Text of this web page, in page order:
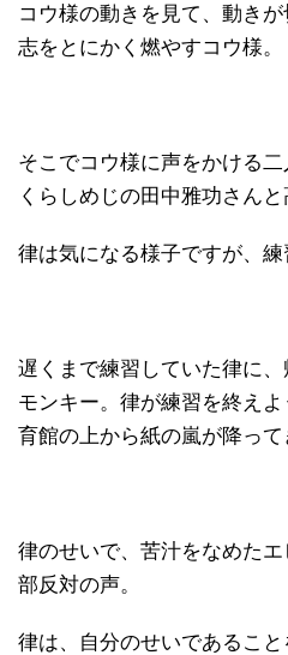
コウ様の動きを見て、動き
志をとにかく燃やすコウ様。
そこでコウ様に声をかける
くらしめじの田中雅功さんと
律は気になる様子ですが、練
遅くまで練習していた律に
モンキー。律が練習を終え
育館の上から紙の嵐が降って
律のせいで、苦汁をなめた
部反対の声。
律は、自分のせいであるこ